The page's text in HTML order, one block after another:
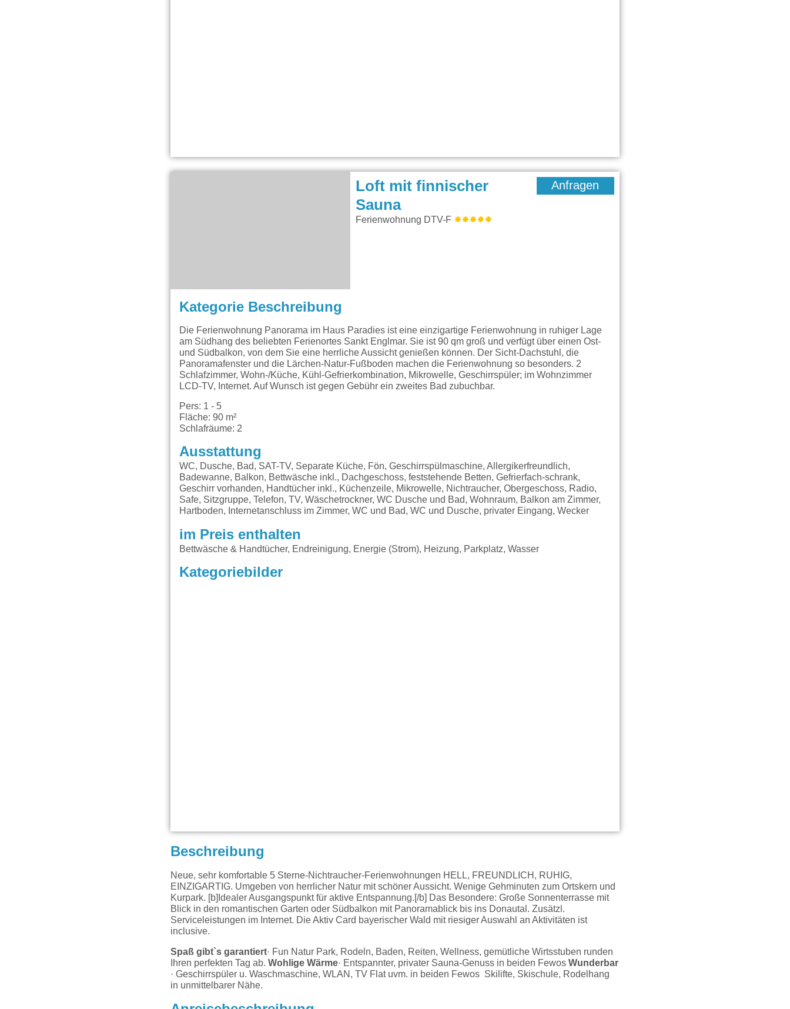
Loft mit finnischer
Sauna
Ferienwohnung DTV-F
Anfragen
Kategorie Beschreibung
Die Ferienwohnung Panorama im Haus Paradies ist eine einzigartige Ferienwohnung in ruhiger Lage
am Südhang des beliebten Ferienortes Sankt Englmar. Sie ist 90 qm groß und verfügt über einen Ost-
und Südbalkon, von dem Sie eine herrliche Aussicht genießen können. Der Sicht-Dachstuhl, die
Panoramafenster und die Lärchen-Natur-Fußboden machen die Ferienwohnung so besonders. 2
Schlafzimmer, Wohn-/Küche, Kühl-Gefrierkombination, Mikrowelle, Geschirrspüler; im Wohnzimmer
LCD-TV, Internet. Auf Wunsch ist gegen Gebühr ein zweites Bad zubuchbar.
Pers: 1 - 5
Fläche: 90 m²
Schlafräume: 2
Ausstattung
WC, Dusche, Bad, SAT-TV, Separate Küche, Fön, Geschirrspülmaschine, Allergikerfreundlich,
Badewanne, Balkon, Bettwäsche inkl., Dachgeschoss, feststehende Betten, Gefrierfach-schrank,
Geschirr vorhanden, Handtücher inkl., Küchenzeile, Mikrowelle, Nichtraucher, Obergeschoss, Radio,
Safe, Sitzgruppe, Telefon, TV, Wäschetrockner, WC Dusche und Bad, Wohnraum, Balkon am Zimmer,
Hartboden, Internetanschluss im Zimmer, WC und Bad, WC und Dusche, privater Eingang, Wecker
im Preis enthalten
Bettwäsche & Handtücher, Endreinigung, Energie (Strom), Heizung, Parkplatz, Wasser
Kategoriebilder
Beschreibung
Neue, sehr komfortable 5 Sterne-Nichtraucher-Ferienwohnungen HELL, FREUNDLICH, RUHIG,
EINZIGARTIG. Umgeben von herrlicher Natur mit schöner Aussicht. Wenige Gehminuten zum Ortskern und
Kurpark. [b]Idealer Ausgangspunkt für aktive Entspannung.[/b] Das Besondere: Große Sonnenterrasse mit
Blick in den romantischen Garten oder Südbalkon mit Panoramablick bis ins Donautal. Zusätzl.
Serviceleistungen im Internet. Die Aktiv Card bayerischer Wald mit riesiger Auswahl an Aktivitäten ist
inclusive.
Spaß gibt`s garantiert· Fun Natur Park, Rodeln, Baden, Reiten, Wellness, gemütliche Wirtsstuben runden
Ihren perfekten Tag ab.Wohlige Wärme· Entspannter, privater Sauna-Genuss in beiden Fewos Wunderbar
· Geschirrspüler u. Waschmaschine, WLAN, TV Flat uvm. in beiden Fewos Skilifte, Skischule, Rodelhang
in unmittelbarer Nähe.